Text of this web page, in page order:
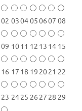
02 0304050607 08
09 1011 12 13 14 15
16 17 18 19 2021 22
23 2425 26 27 28 29